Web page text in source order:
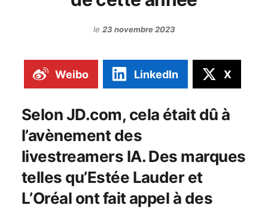
le 23 novembre 2023
Weibo LinkedIn X
Selon JD.com, cela était dû à
l’avènement des
livestreamers IA. Des marques
telles qu’Estée Lauder et
L’Oréal ont fait appel à des